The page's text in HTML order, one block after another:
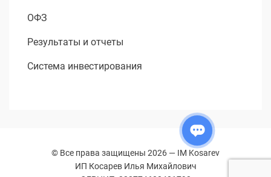
ОФЗ
Результаты и отчеты
Система инвестирования
© Все права защищены 2026 — IM Kosarev
ИП Косарев Илья Михайлович